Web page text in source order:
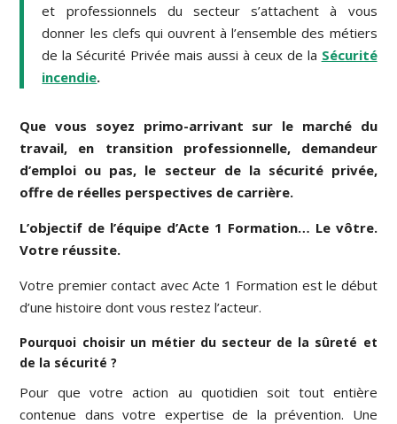
et professionnels du secteur s’attachent à vous
donner les clefs qui ouvrent à l’ensemble des métiers
de la Sécurité Privée mais aussi à ceux de la Sécurité
incendie.
Que vous soyez primo-arrivant sur le marché du
travail, en transition professionnelle, demandeur
d’emploi ou pas, le secteur de la sécurité privée,
offre de réelles perspectives de carrière.
L’objectif de l’équipe d’Acte 1 Formation… Le vôtre.
Votre réussite.
Votre premier contact avec Acte 1 Formation est le début
d’une histoire dont vous restez l’acteur.
Pourquoi choisir un métier du secteur de la sûreté et
de la sécurité ?
Pour que votre action au quotidien soit tout entière
contenue dans votre expertise de la prévention. Une